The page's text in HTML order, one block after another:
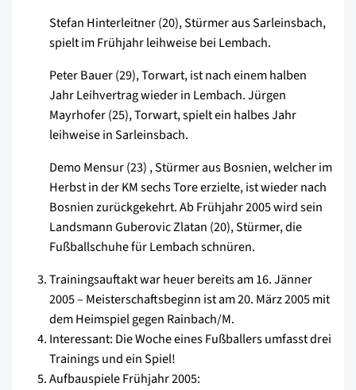
Stefan Hinterleitner (20), Stürmer aus Sarleinsbach,
spielt im Frühjahr leihweise bei Lembach.
Peter Bauer (29), Torwart, ist nach einem halben
Jahr Leihvertrag wieder in Lembach. Jürgen
Mayrhofer (25), Torwart, spielt ein halbes Jahr
leihweise in Sarleinsbach.
Demo Mensur (23) , Stürmer aus Bosnien, welcher im
Herbst in der KM sechs Tore erzielte, ist wieder nach
Bosnien zurückgekehrt. Ab Frühjahr 2005 wird sein
Landsmann Guberovic Zlatan (20), Stürmer, die
Fußballschuhe für Lembach schnüren.
Trainingsauftakt war heuer bereits am 16. Jänner
2005 – Meisterschaftsbeginn ist am 20. März 2005 mit
dem Heimspiel gegen Rainbach/M.
Interessant: Die Woche eines Fußballers umfasst drei
Trainings und ein Spiel!
Aufbauspiele Frühjahr 2005: